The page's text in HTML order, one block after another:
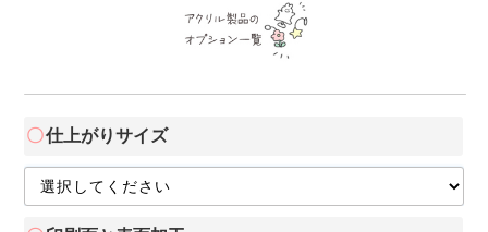
仕上がりサイズ